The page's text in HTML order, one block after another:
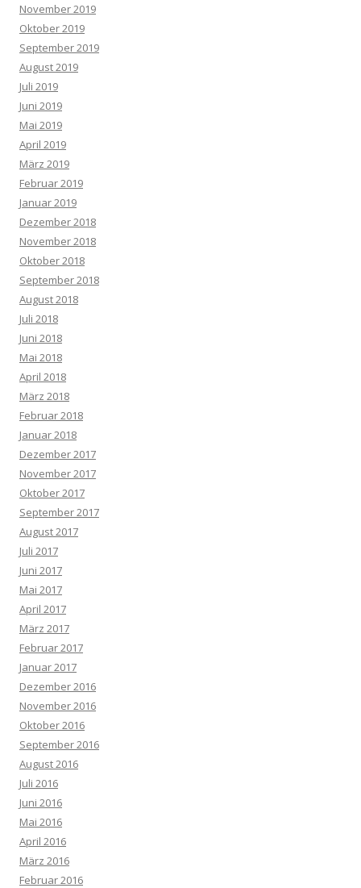
November 2019
Oktober 2019
September 2019
August 2019
Juli 2019
Juni 2019
Mai 2019
April 2019
März 2019
Februar 2019
Januar 2019
Dezember 2018
November 2018
Oktober 2018
September 2018
August 2018
Juli 2018
Juni 2018
Mai 2018
April 2018
März 2018
Februar 2018
Januar 2018
Dezember 2017
November 2017
Oktober 2017
September 2017
August 2017
Juli 2017
Juni 2017
Mai 2017
April 2017
März 2017
Februar 2017
Januar 2017
Dezember 2016
November 2016
Oktober 2016
September 2016
August 2016
Juli 2016
Juni 2016
Mai 2016
April 2016
März 2016
Februar 2016